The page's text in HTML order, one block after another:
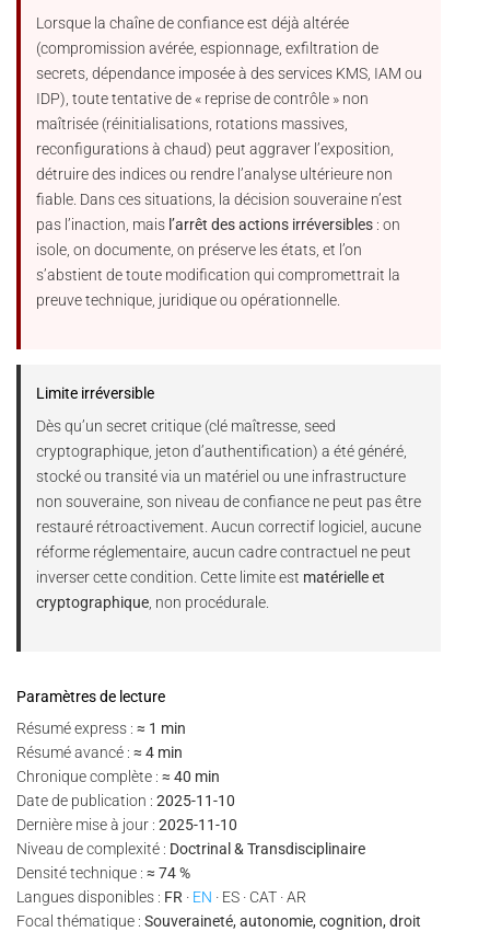
Lorsque la chaîne de confiance est déjà altérée
(compromission avérée, espionnage, exfiltration de
secrets, dépendance imposée à des services KMS, IAM ou
IDP), toute tentative de « reprise de contrôle » non
maîtrisée (réinitialisations, rotations massives,
reconfigurations à chaud) peut aggraver l’exposition,
détruire des indices ou rendre l’analyse ultérieure non
fiable. Dans ces situations, la décision souveraine n’est
pas l’inaction, mais l’arrêt des actions irréversibles : on
isole, on documente, on préserve les états, et l’on
s’abstient de toute modification qui compromettrait la
preuve technique, juridique ou opérationnelle.
Limite irréversible
Dès qu’un secret critique (clé maîtresse, seed
cryptographique, jeton d’authentification) a été généré,
stocké ou transité via un matériel ou une infrastructure
non souveraine, son niveau de confiance ne peut pas être
restauré rétroactivement. Aucun correctif logiciel, aucune
réforme réglementaire, aucun cadre contractuel ne peut
inverser cette condition. Cette limite est matérielle et
cryptographique, non procédurale.
Paramètres de lecture
Résumé express : ≈ 1 min
Résumé avancé : ≈ 4 min
Chronique complète : ≈ 40 min
Date de publication : 2025-11-10
Dernière mise à jour : 2025-11-10
Niveau de complexité : Doctrinal & Transdisciplinaire
Densité technique : ≈ 74 %
Langues disponibles : FR · EN · ES · CAT · AR
Focal thématique : Souveraineté, autonomie, cognition, droit